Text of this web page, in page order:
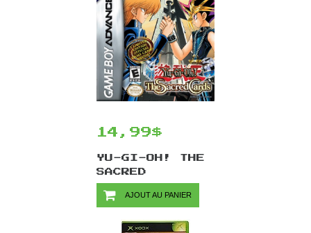
14,99$
YU-GI-OH! THE
SACRED
CARDS/GBA
AJOUT AU PANIER